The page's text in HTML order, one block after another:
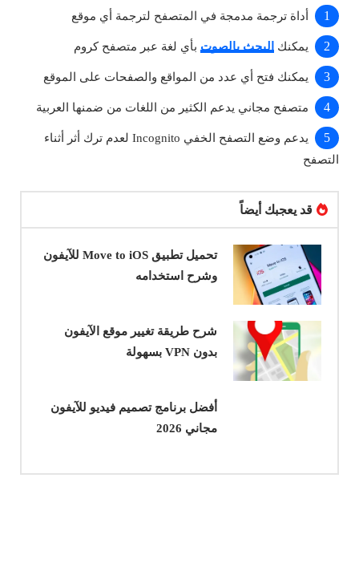
أداة ترجمة مدمجة في المتصفح لترجمة أي موقع
يمكنك البحث بالصوت بأي لغة عبر متصفح كروم
يمكنك فتح أي عدد من المواقع والصفحات على الموقع
متصفح مجاني يدعم الكثير من اللغات من ضمنها العربية
يدعم وضع التصفح الخفي Incognito لعدم ترك أثر أثناء
التصفح
قد يعجبك أيضاً
تحميل تطبيق Move to iOS للآيفون
وشرح استخدامه
شرح طريقة تغيير موقع الآيفون
بدون VPN بسهولة
أفضل برنامج تصميم فيديو للآيفون
مجاني 2026